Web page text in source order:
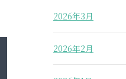
2026年3月
2026年2月